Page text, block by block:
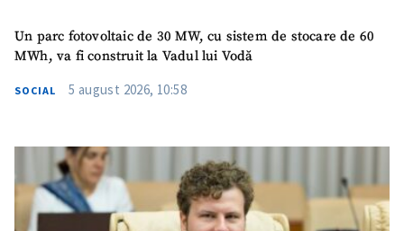
Un parc fotovoltaic de 30 MW, cu sistem de stocare de 60
MWh, va fi construit la Vadul lui Vodă
SOCIAL 5 august 2026, 10:58